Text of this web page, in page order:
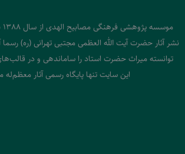
نشر آثار حضرت آیت الله العظمی مجتبی تهرانی (ره) رسما
توانسته میراث حضرت استاد را ساماندهی و در
این سایت تنها پایگاه رسمی آثار معظم‌له